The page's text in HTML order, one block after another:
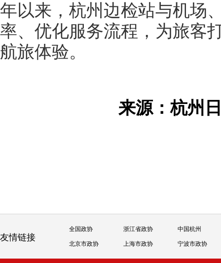
年以来，杭州边检站与机场
率、优化服务流程，为旅客
航旅体验。
来源：杭
友情链接
全国政协 浙江省政协 中国杭州
北京市政协 上海市政协 宁波市政协